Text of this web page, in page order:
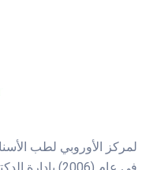
لمركز الأوروبي لطب